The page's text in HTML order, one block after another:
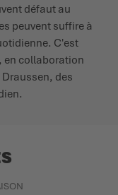
défaut au
peuvent suffire à
C'est
en collaboration
des